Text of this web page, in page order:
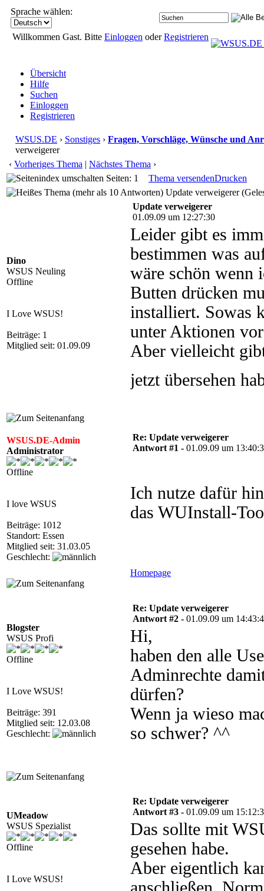
Sprache wählen:
Willkommen Gast. Bitte Einloggen oderRegistrieren
Übersicht
Hilfe
Suchen
Einloggen
Registrieren
WSUS.DE › Sonstiges › Fragen, Vorschläge, Wünsche und
verweigerer
‹ Vorheriges Thema | Nächstes Thema ›
Seiten: 1
Thema versendenDrucken
Update verweigerer
Dino
WSUS Neuling
Offline
I Love WSUS!
Beiträge: 1
Mitglied seit: 01.09.09
Update verweigerer
01.09.09 um 12:27:30
Leider gibt es
bestimmen was
wäre schön wenn
Butten drücken
installiert. Sowas
unter Aktionen
Aber vielleicht
jetzt übersehen
WSUS.DE-Admin
Administrator
Offline
I love WSUS
Beiträge: 1012
Standort: Essen
Mitglied seit: 31.03.05
Geschlecht:
Re: Update verweigerer
Antwort #1 - 01.09.09 um
Ich nutze dafür
das WUInstall-
Homepage
Blogster
WSUS Profi
Offline
I Love WSUS!
Beiträge: 391
Mitglied seit: 12.03.08
Geschlecht:
Re: Update verweigerer
Antwort #2 - 01.09.09 um
Hi,
haben den alle
Adminrechte
dürfen?
Wenn ja wieso
so schwer? ^^
UMeadow
WSUS Spezialist
Offline
I Love WSUS!
Re: Update verweigerer
Antwort #3 - 01.09.09 um
Das sollte mit
gesehen habe.
Aber eigentlich